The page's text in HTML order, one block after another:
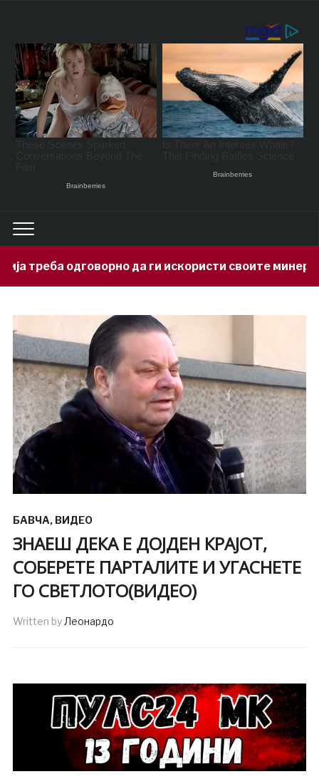
да ги искористи своите минерални богатства
БАВЧА, ВИДЕО
ЗНАЕШ ДЕКА Е ДОЈДЕН КРАЈОТ,
СОБЕРЕТЕ ПАРТАЛИТЕ И УГАСНЕТЕ
ГО СВЕТЛОТО(ВИДЕО)
Written byЛеонардо